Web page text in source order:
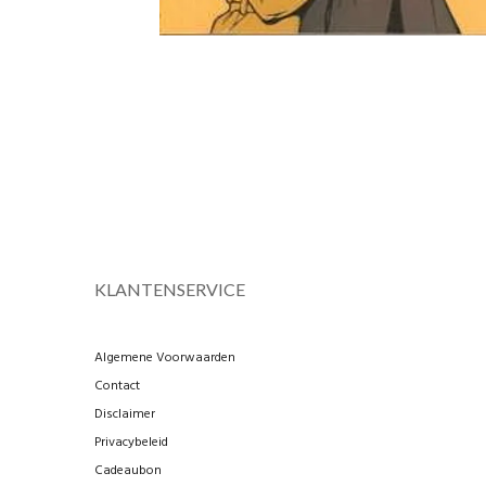
KLANTENSERVICE
Algemene Voorwaarden
Contact
Disclaimer
Privacybeleid
Cadeaubon